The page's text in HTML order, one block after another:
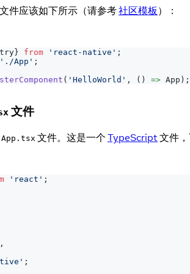
文件应该如下所示（请参考社区模板 ）：
} from 'react-native' ;
'./App' ;
( 'HelloWorld' , ( ) => App ) ;
文件
App.tsx 文件。这是一个 TypeScript 文件
'react' ;
,
;